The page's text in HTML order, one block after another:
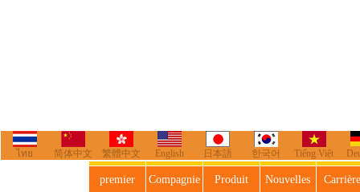
ไทย 简体中文 繁體中文 English 日本語 한국어 Tiếng Việt
premier Compagnie Produit Nouvelles